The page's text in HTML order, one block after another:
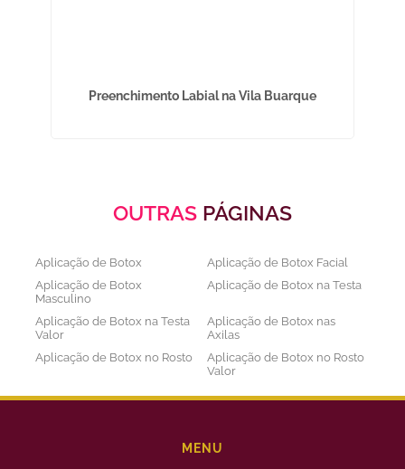
Preenchimento Labial na Vila Buarque
OUTRAS PÁGINAS
Aplicação de Botox
Aplicação de Botox Facial
Aplicação de Botox
Masculino
Aplicação de Botox na Testa
Aplicação de Botox na Testa
Valor
Aplicação de Botox nas
Axilas
Aplicação de Botox no Rosto
Aplicação de Botox no Rosto
Valor
Aplicação de Botox nos
Aplicação de Botox Preço
Barriga
MENU